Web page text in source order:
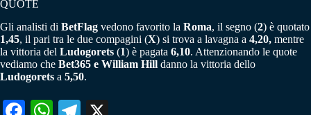
QUOTE
Gli analisti di BetFlag vedono favorito la Roma, il segno (2) è quotato
1,45, il pari tra le due compagini (X) si trova a lavagna a 4,20, mentre
la vittoria del Ludogorets (1) è pagata 6,10. Attenzionando le quote
vediamo che Bet365 e William Hill danno la vittoria dello
Ludogorets a 5,50.